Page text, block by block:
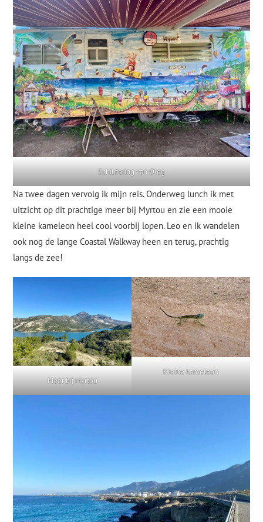
Schildering van Oleg
Na twee dagen vervolg ik mijn reis. Onderweg lunch ik met
uitzicht op dit prachtige meer bij Myrtou en zie een mooie
kleine kameleon heel cool voorbij lopen. Leo en ik wandelen
ook nog de lange Coastal Walkway heen en terug, prachtig
langs de zee!
Meer bij Myrtou
Kleine kameleon